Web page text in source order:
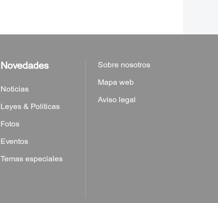
Novedades
Noticias
Leyes & Políticas
Fotos
Eventos
Temas especiales
Sobre nosotros
Mapa web
Aviso legal